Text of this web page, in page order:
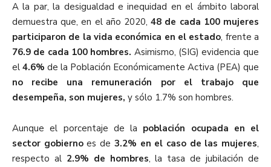
A la par, la desigualdad e inequidad en el ámbito laboral
demuestra que, en el año 2020,48 de cada 100 mujeres
participaron de la vida económica en el estado, frente a
76.9 de cada 100 hombres. Asimismo, (SIG) evidencia que
el 4.6% de la Población Económicamente Activa (PEA) que
no recibe una remuneración por el trabajo que
desempeña, son mujeres, y sólo 1.7% son hombres.
Aunque el porcentaje de la población ocupada en el
sector gobiernoes de 3.2% en el caso de las mujeres,
respecto al 2.9% de hombres, la tasa de jubilación de